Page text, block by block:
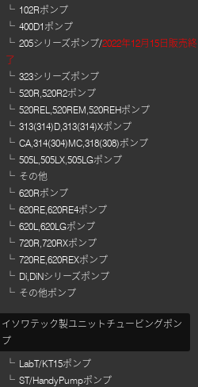
102Rポンプ
400D1ポンプ
205シリーズポンプ/2022年12月15日販売終
了
323シリーズポンプ
520R,520R2ポンプ
520REL,520REM,520REHポンプ
313(314)D,313(314)Xポンプ
CA,314(304)MC,318(308)ポンプ
505L,505LX,505LGポンプ
その他
620Rポンプ
620RE,620RE4ポンプ
620L,620LGポンプ
720R,720RXポンプ
720RE,620REXポンプ
Di,DiNシリーズポンプ
その他ポンプ
イソワテック製ユニットチュービングポン
プ
LabT/KT15ポンプ
ST/HandyPumpポンプ